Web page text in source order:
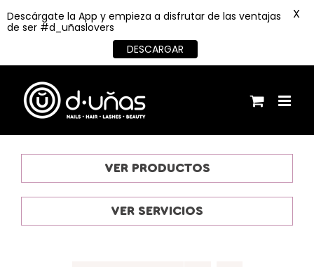
contenido
VER PRODUCTOS
VER SERVICIOS
Descárgate la App y empieza a disfrutar de las ventajas
de ser #d_uñaslovers
DESCARGAR
X